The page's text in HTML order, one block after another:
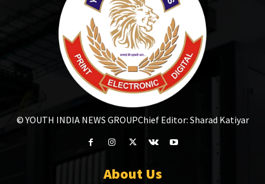
© YOUTH INDIA NEWS GROUPChief Editor: Sharad Katiyar
About Us